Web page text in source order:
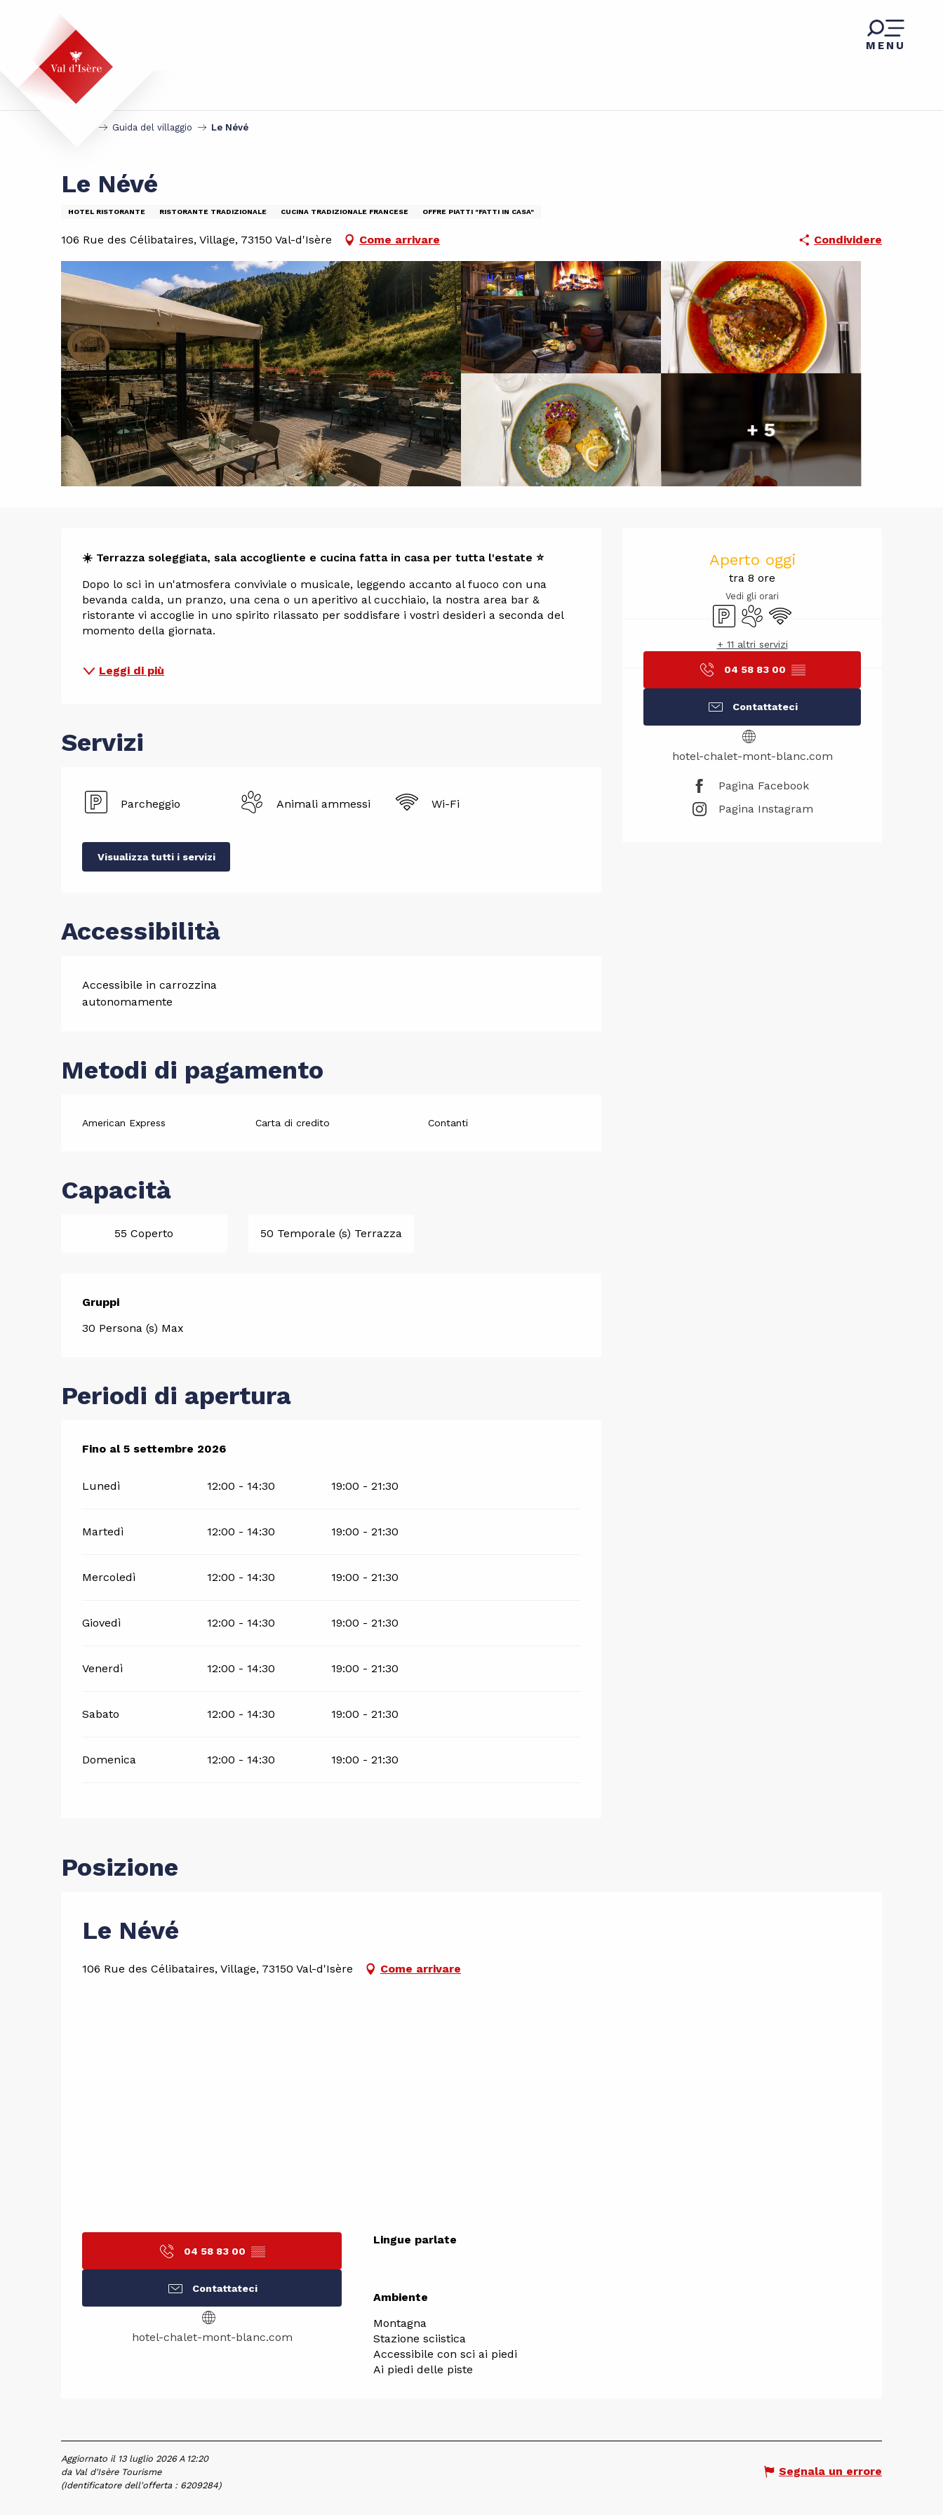
principal
MENU
Guida del villaggio Le Névé
Le Névé
HOTEL RISTORANTE RISTORANTE TRADIZIONALE CUCINA TRADIZIONALE FRANCESE OFFRE PIATTI "FATTI IN CASA"
106 Rue des Célibataires, Village, 73150 Val-d'Isère Come arrivare Condividere
+ 5
Orari e
Aperto oggi
tra 8 ore
Vedi gli orari
ParcheggioAnimali ammessi
Wi-Fi
+ 11 altri servizi
04 58 83 00 ▒▒
Contattateci
hotel-chalet-mont-blanc.com
Pagina Facebook
Pagina Instagram
Descrizione
☀️ Terrazza soleggiata, sala accogliente e cucina fatta in casa per tutta l'estate ⭐
Dopo lo sci in un'atmosfera conviviale o musicale, leggendo accanto al fuoco con una
bevanda calda, un pranzo, una cena o un aperitivo al cucchiaio, la nostra area bar &
ristorante vi accoglie in uno spirito rilassato per soddisfare i vostri desideri a seconda del
momento della giornata.
Leggi di più
Servizi
Parcheggio Animali ammessi Wi-Fi
Visualizza tutti i servizi
Accessibilità
Accessibile in carrozzina
autonomamente
Metodi di pagamento
American Express Carta di credito Contanti
Capacità
55 Coperto 50 Temporale (s) Terrazza
Gruppi
Gruppi
30 Persona (s) Max
Periodi di apertura
Dal11 luglio 2026al 5 settembre 2026
Fino al5 settembre 2026
Lunedì 12:00 - 14:30 19:00 - 21:30
Martedì 12:00 - 14:30 19:00 - 21:30
Mercoledì 12:00 - 14:30 19:00 - 21:30
Giovedì 12:00 - 14:30 19:00 - 21:30
Venerdì 12:00 - 14:30 19:00 - 21:30
Sabato 12:00 - 14:30 19:00 - 21:30
Domenica 12:00 - 14:30 19:00 - 21:30
Posizione
Le Névé
106 Rue des Célibataires, Village, 73150 Val-d'Isère Come arrivare
04 58 83 00 ▒▒
Contattateci
hotel-chalet-mont-blanc.com
Lingue parlate
Lingue parlate
Ambiente
Ambiente
Montagna
Stazione sciistica
Accessibile con sci ai piedi
Ai piedi delle piste
Aggiornato il 13 luglio 2026 A 12:20
da Val d'Isère Tourisme
(Identificatore dell'offerta : 6209284)
Segnala un errore